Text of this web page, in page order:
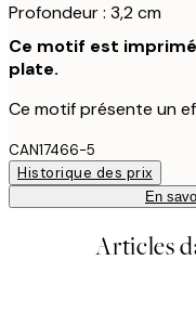
Profondeur : 3,2 cm
Ce motif est
plate.
Ce motif présente un
CAN17466-5
Historique des prix
En
Articles